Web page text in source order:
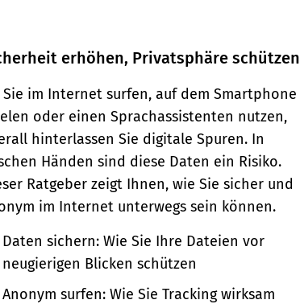
Buch
erhöhen, Privatsphäre schützen
Sie im Internet surfen, auf dem Smartphone
oder einen Sprachassistenten nutzen,
hinterlassen Sie digitale Spuren. In
Händen sind diese Daten ein Risiko.
Ratgeber zeigt Ihnen, wie Sie sicher und
im Internet unterwegs sein können.
Daten sichern: Wie Sie Ihre Dateien vor
neugierigen Blicken schützen
Anonym surfen: Wie Sie Tracking wirksam